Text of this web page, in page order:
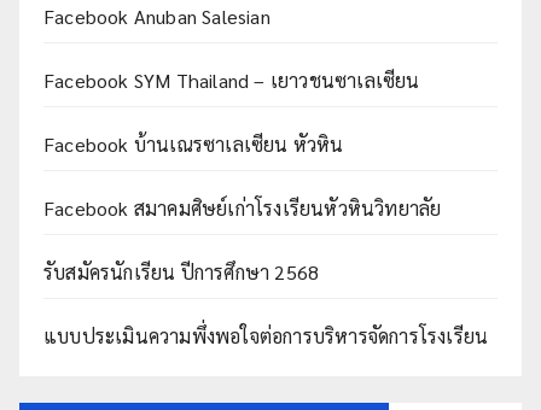
Facebook Anuban Salesian
Facebook SYM Thailand – เยาวชนซาเลเซียน
Facebook บ้านเณรซาเลเซียน หัวหิน
Facebook สมาคมศิษย์เก่าโรงเรียนหัวหินวิทยาลัย
รับสมัครนักเรียน ปีการศึกษา 2568
แบบประเมินความพึ่งพอใจต่อการบริหารจัดการโรงเรียน